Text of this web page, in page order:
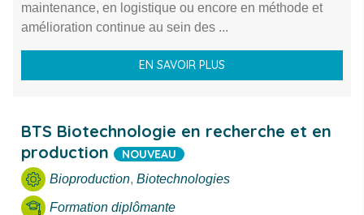
maintenance, en logistique ou encore en méthode et
amélioration continue au sein des ...
EN SAVOIR PLUS
BTS Biotechnologie en recherche et en
production
NOUVEAU
Bioproduction, Biotechnologies
Formation diplômante